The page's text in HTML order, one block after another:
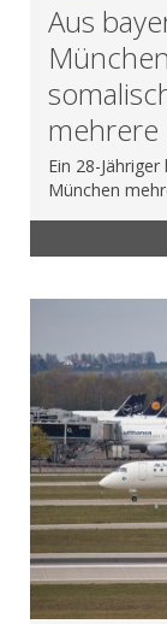
Aus
mehrere
Ein 28-
München